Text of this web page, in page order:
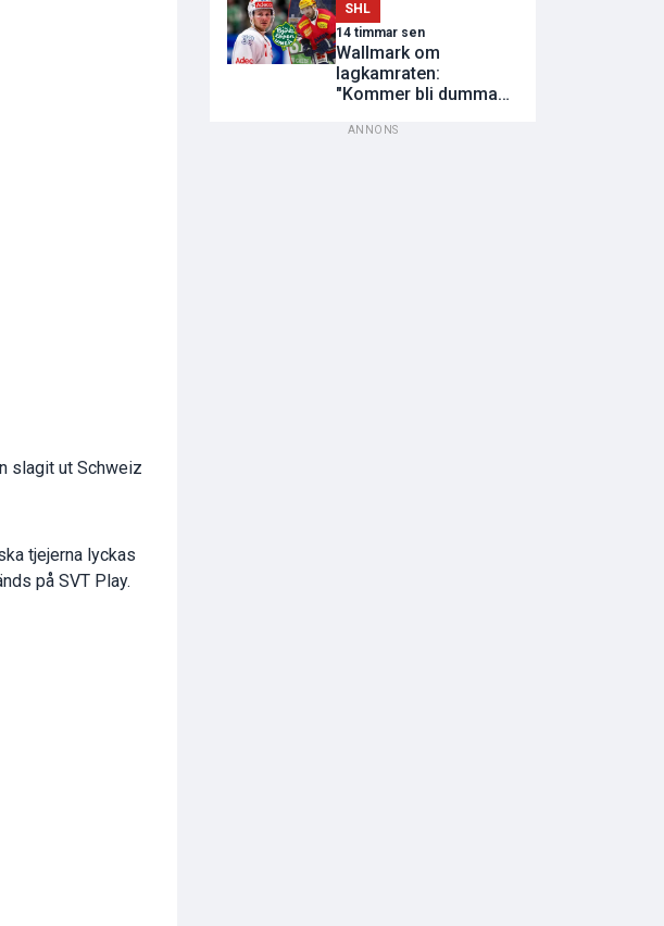
slagit ut Schweiz
tjejerna lyckas
på SVT Play.
SHL
14 timmar sen
Wallmark om
lagkamraten:
"Kommer bli dumma
ANNONS